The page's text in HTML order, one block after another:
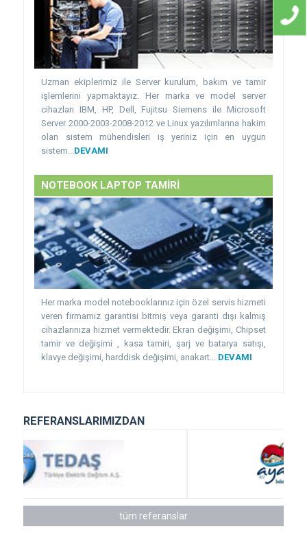
Uzman ekiplerimiz ile Server kurulum, bakım ve tamir
işlemlerini yapmaktayız. Her marka ve model server
cihazları IBM, HP, Dell, Fujitsu Siemens ile Microsoft
Server 2000-2003-2008-2012 ve Linux yazılımlarına hakim
olan sistem mühendisleri iş yeriniz için en uygun
sistem... DEVAMI
NOTEBOOK LAPTOP TAMİRİ
Her marka model notebooklarınız için özel servis hizmeti
veren firmamız garantisi bitmiş veya garanti dışı kalmış
cihazlarınıza hizmet vermektedir. Ekran değişimi, Chipset
tamir ve değişimi , kasa tamiri, şarj ve batarya satışı,
klavye değişimi, harddisk değişimi, anakart... DEVAMI
REFERANSLARIMIZDAN
tüm referanslar